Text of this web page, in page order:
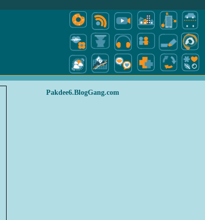
Pakdee6.BlogGang.com